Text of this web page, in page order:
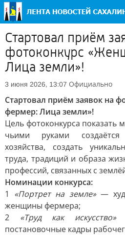
Стартовал приём
фотоконкурс
Лица земли»!
3 июня 2026, 13:07 Официально
Стартовал приём заявок на
фермер: Лица земли»!
Цель фотоконкурса показать
чьими руками создаётся
хозяйства, создать
труда, традиций и образа
профессий, связанных с
Номинации конкурса:
1 «Портрет на земле»—
женщины фермера;
2 «Труд как искусство»—
постановочные кадры